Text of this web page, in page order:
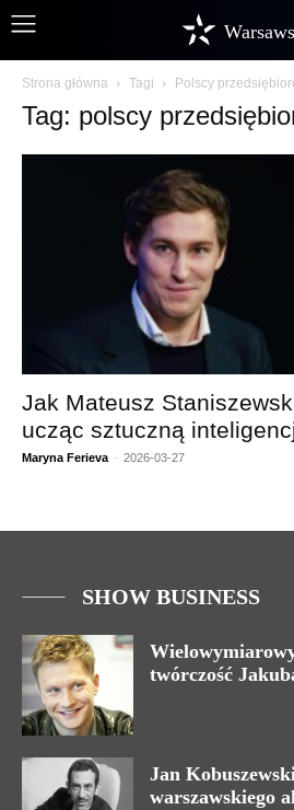
Strona główna Tagi Polscy
Tag: polscy
Jak Mateusz
ucząc sztuczną
Maryna Ferieva - 2026-03-27
SHOW BUSINESS
twórczość
Jan
warszawskiego